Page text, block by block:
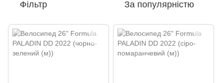
Фільтр За популярністю